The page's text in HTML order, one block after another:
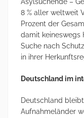
8 % aller weltweit
Prozent der
damit keineswegs
Suche nach
in ihrer
Deutschland im
Deutschland
Aufnahmeländer